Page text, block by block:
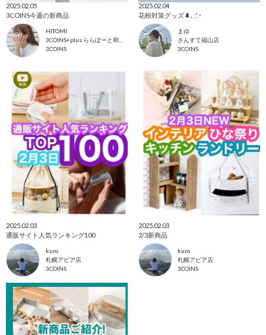
2025.02.05
3COINS今週の新商品
HITOMI
3COINS
2025.02.04
花粉対策グッズ🌲､;'.･
まゆ
さんすて福山店
3COINS
2025.02.03
通販サイト人気ランキング100
kuro
札幌アピア店
3COINS
2025.02.03
2/3新商品
kuro
札幌アピア店
3COINS